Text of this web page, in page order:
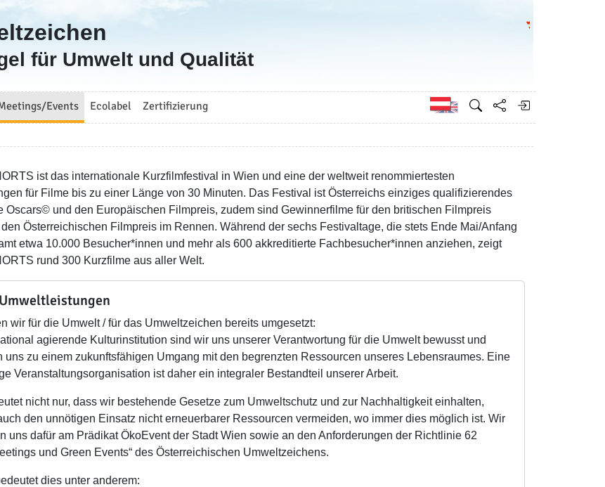
für Umwelt und Qualität
Events Ecolabel Zertifizierung Englisch
ist das internationale Kurzfilmfestival in Wien und eine der weltweit renommiertesten
für Filme bis zu einer Länge von 30 Minuten. Das Festival ist Österreichs einziges qualifizierendes
Oscars© und den Europäischen Filmpreis, zudem sind Gewinnerfilme für den britischen Filmpreis
Österreichischen Filmpreis im Rennen. Während der sechs Festivaltage, die stets Ende Mai/Anfang
etwa 10.000 Besucher*innen und mehr als 600 akkreditierte Fachbesucher*innen anziehen, zeigt
rund 300 Kurzfilme aus aller Welt.
wir für die Umwelt / für das Umweltzeichen bereits umgesetzt:
agierende Kulturinstitution sind wir uns unserer Verantwor­tung für die Umwelt bewusst und
uns zu einem zukunftsfähigen Umgang mit den begrenzten Ressourcen unseres Lebensraumes. Eine
Veranstaltungsorganisation ist daher ein integraler Bestandteil unserer Arbeit.
nicht nur, dass wir bestehen­de Gesetze zum Umweltschutz und zur Nachhaltigkeit einhalten,
den unnötigen Einsatz nicht erneuer­barer Ressourcen vermeiden, wo immer dies möglich ist. Wir
uns dafür am Prädikat ÖkoEvent der Stadt Wien sowie an den Anforderungen der Richtlinie 62
und Green Events“ des Österreichischen Umweltzeichens.
dies unter anderem: